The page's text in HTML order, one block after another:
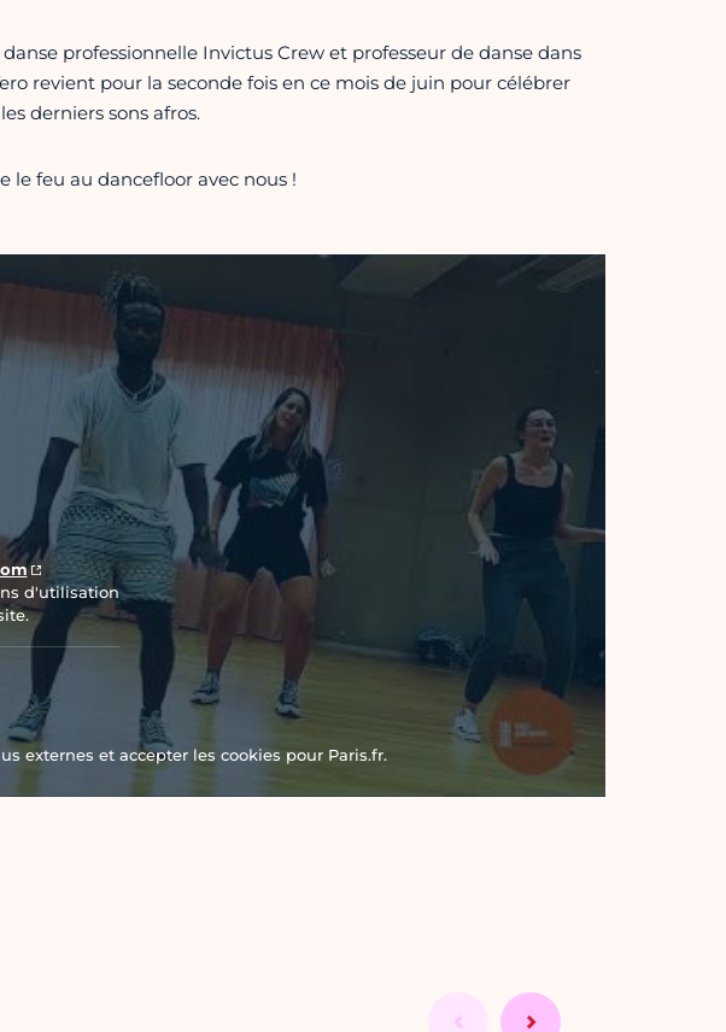
professionnelle Invictus Crew et professeur de danse dans
revient pour la seconde fois en ce mois de juin pour célébrer
derniers sons afros.
le feu au dancefloor avec nous !
d'utilisation
externes et accepter les cookies pour Paris.fr.